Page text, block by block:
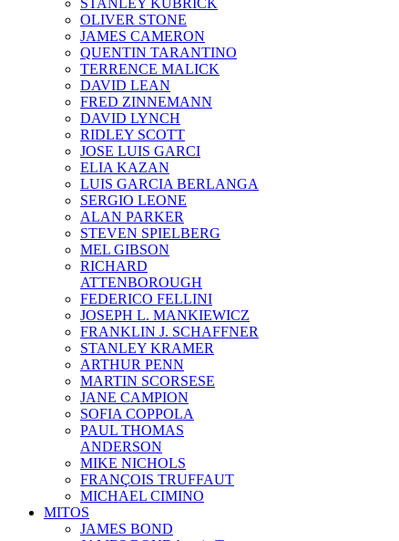
STANLEY KUBRICK
OLIVER STONE
JAMES CAMERON
QUENTIN TARANTINO
TERRENCE MALICK
DAVID LEAN
FRED ZINNEMANN
DAVID LYNCH
RIDLEY SCOTT
JOSE LUIS GARCI
ELIA KAZAN
LUIS GARCIA BERLANGA
SERGIO LEONE
ALAN PARKER
STEVEN SPIELBERG
MEL GIBSON
RICHARD
ATTENBOROUGH
FEDERICO FELLINI
JOSEPH L. MANKIEWICZ
FRANKLIN J. SCHAFFNER
STANLEY KRAMER
ARTHUR PENN
MARTIN SCORSESE
JANE CAMPION
SOFIA COPPOLA
PAUL THOMAS
ANDERSON
MIKE NICHOLS
FRANÇOIS TRUFFAUT
MICHAEL CIMINO
MITOS
JAMES BOND